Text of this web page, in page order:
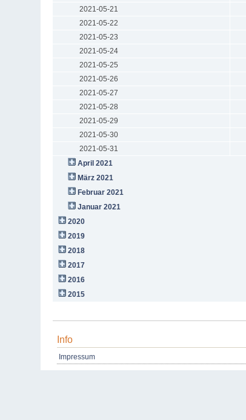
2021-05-21
2021-05-22
2021-05-23
2021-05-24
2021-05-25
2021-05-26
2021-05-27
2021-05-28
2021-05-29
2021-05-30
2021-05-31
April 2021
März 2021
Februar 2021
Januar 2021
2020
2019
2018
2017
2016
2015
Info
Impressum